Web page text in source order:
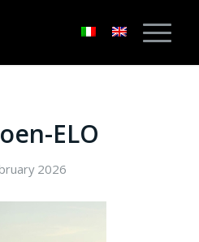
ELO
2026